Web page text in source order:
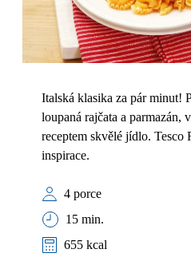
Italská klasika za pár minut!
loupaná rajčata a parmazán,
receptem skvělé jídlo. Tesco
inspirace.
4 porce
15 min.
655 kcal